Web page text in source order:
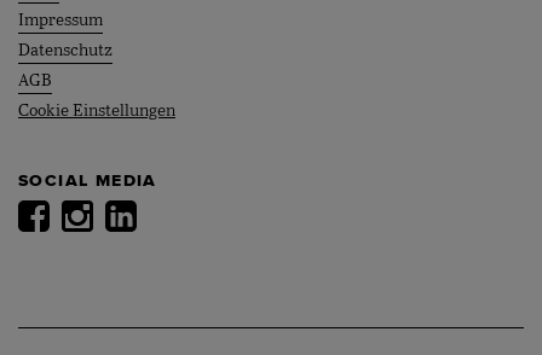
Impressum
Datenschutz
AGB
Cookie Einstellungen
SOCIAL MEDIA